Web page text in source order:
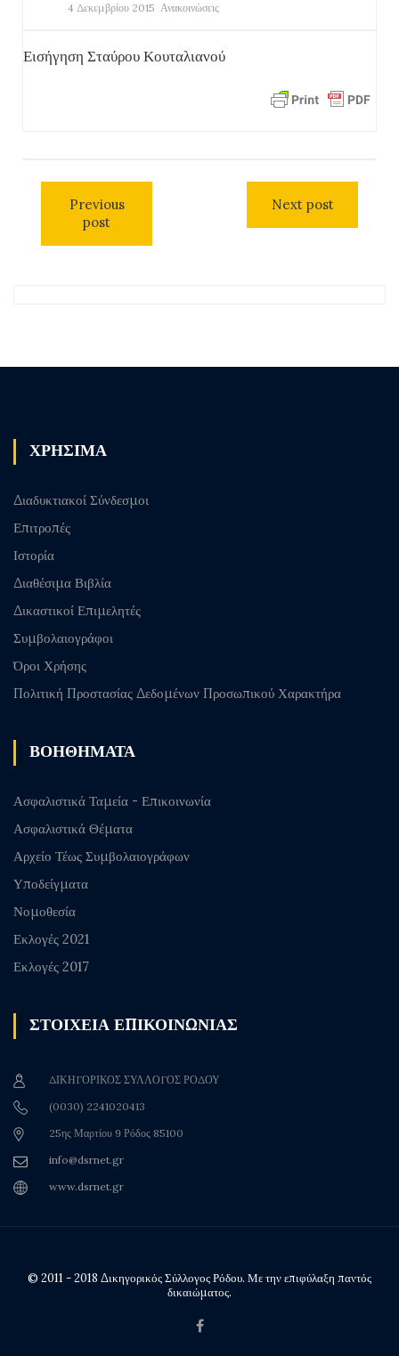
4 Δεκεμβρίου 2015 Ανακοινώσεις
Εισήγηση Σταύρου Κουταλιανού
Previous
post
Next post
ΧΡΗΣΙΜΑ
Διαδυκτιακοί Σύνδεσμοι
Επιτροπές
Ιστορία
Διαθέσιμα Βιβλία
Δικαστικοί Επιμελητές
Συμβολαιογράφοι
Όροι Χρήσης
Πολιτική Προστασίας Δεδομένων Προσωπικού Χαρακτήρα
ΒΟΗΘΗΜΑΤΑ
Ασφαλιστικά Ταμεία - Επικοινωνία
Ασφαλιστικά Θέματα
Αρχείο Τέως Συμβολαιογράφων
Υποδείγματα
Νομοθεσία
Εκλογές 2021
Εκλογές 2017
ΣΤΟΙΧΕΙΑ ΕΠΙΚΟΙΝΩΝΙΑΣ
ΔΙΚΗΓΟΡΙΚΟΣ ΣΥΛΛΟΓΟΣ ΡΟΔΟΥ
(0030) 2241020413
25ης Μαρτίου 9 Ρόδος 85100
info@dsrnet.gr
www.dsrnet.gr
© 2011 - 2018 Δικηγορικός Σύλλογος Ρόδου. Με την επιφύλαξη παντός
δικαιώματος.